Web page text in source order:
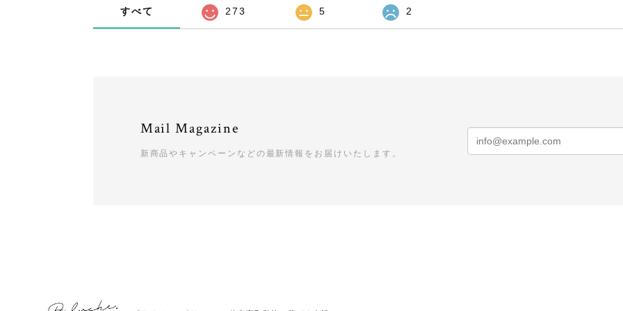
すべて 273 5 2
Mail Magazine
新商品やキャンペーンなどの最新情報をお届けいたします。